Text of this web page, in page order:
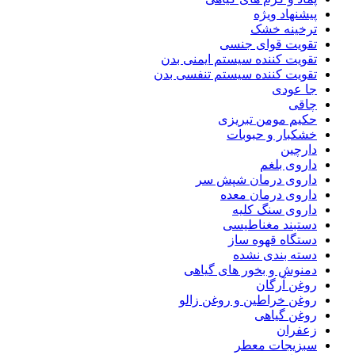
پیشنهاد ویژه
ترخینه خشک
تقویت قوای جنسی
تقویت کننده سیستم ایمنی بدن
تقویت کننده سیستم تنفسی بدن
جا عودی
چاقی
حکیم مومن تبریزی
خشکبار و حبوبات
دارچین
داروی بلغم
داروی درمان شپش سر
داروی درمان معده
داروی سنگ کلیه
دستبند مغناطیسی
دستگاه قهوه ساز
دسته بندی نشده
دمنوش و بخور های گیاهی
روغن آرگان
روغن خراطین و روغن زالو
روغن گیاهی
زعفران
سبزیجات معطر